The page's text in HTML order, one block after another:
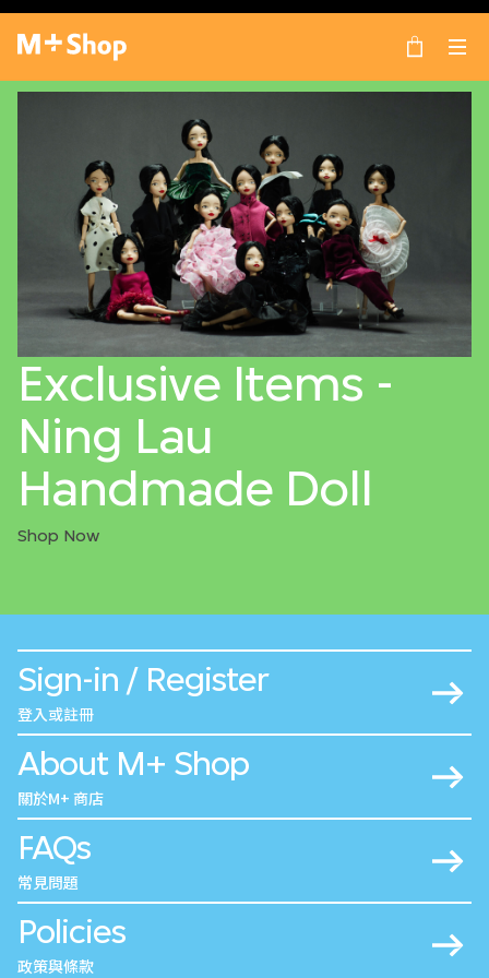
×
M+ Shop
Exclusive Items -
Ning Lau
Handmade Doll
Shop Now
Sign-in / Register
登入或註冊
About M+ Shop
關於M+ 商店
FAQs
常見問題
Policies
政策與條款